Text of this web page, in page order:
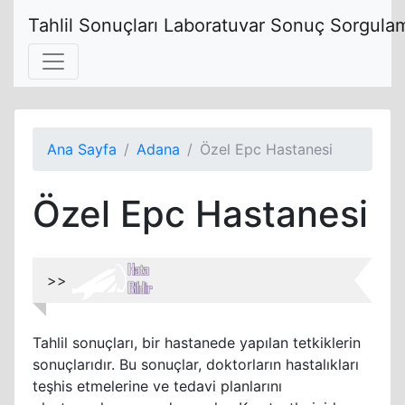
Tahlil Sonuçları Laboratuvar Sonuç
Ana Sayfa Adana Özel Epc Hastanesi
Özel Epc Hastanesi
>>
Tahlil sonuçları, bir hastanede yapılan tetkiklerin
sonuçlarıdır. Bu sonuçlar, doktorların hastalıkları
teşhis etmelerine ve tedavi planlarını